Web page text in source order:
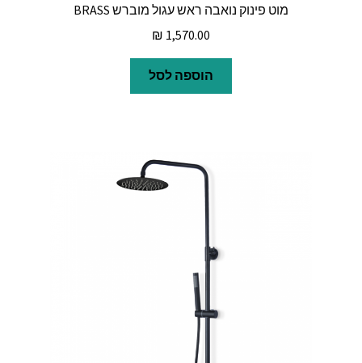
מוט פינוק נואבה ראש עגול מוברש BRASS
₪ 1,570.00
הוספה לסל